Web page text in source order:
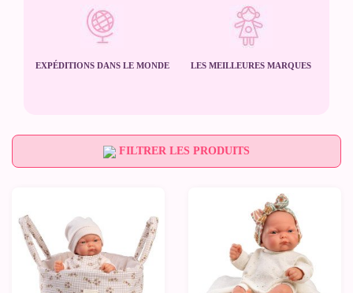
EXPÉDITIONS DANS LE MONDE LES MEILLEURES MARQUES
FILTRER LES PRODUITS